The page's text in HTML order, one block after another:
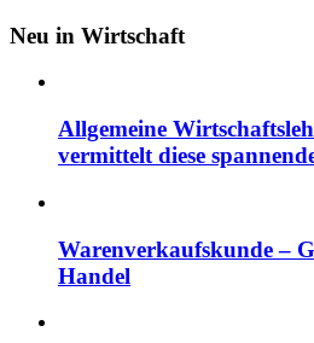
Neu in Wirtschaft
Allgemeine
vermittelt diese
Warenverkaufskunde –
Handel